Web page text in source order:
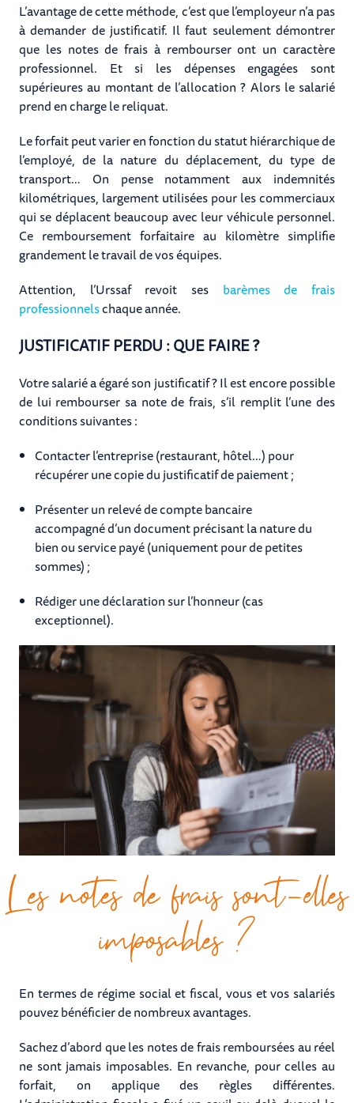
L’avantage de cette méthode, c’est que l’employeur n’a pas
à demander de justificatif. Il faut seulement démontrer
que les notes de frais à rembourser ont un caractère
professionnel. Et si les dépenses engagées sont
supérieures au montant de l’allocation ? Alors le salarié
prend en charge le reliquat.
Le forfait peut varier en fonction du statut hiérarchique de
l’employé, de la nature du déplacement, du type de
transport… On pense notamment aux indemnités
kilométriques, largement utilisées pour les commerciaux
qui se déplacent beaucoup avec leur véhicule personnel.
Ce remboursement forfaitaire au kilomètre simplifie
grandement le travail de vos équipes.
Attention, l’Urssaf revoit ses barèmes de frais
professionnelschaque année.
JUSTIFICATIF PERDU : QUE FAIRE ?
Votre salarié a égaré son justificatif ? Il est encore possible
de lui rembourser sa note de frais, s’il remplit l’une des
conditions suivantes :
Contacter l’entreprise (restaurant, hôtel…) pour
récupérer une copie du justificatif de paiement ;
Présenter un relevé de compte bancaire
accompagné d’un document précisant la nature du
bien ou service payé (uniquement pour de petites
sommes) ;
Rédiger une déclaration sur l’honneur (cas
exceptionnel).
Les notes de frais sont-elles
imposables ?
En termes de régime social et fiscal, vous et vos salariés
pouvez bénéficier de nombreux avantages.
Sachez d’abord que les notes de frais remboursées au réel
ne sont jamais imposables. En revanche, pour celles au
forfait, on applique des règles différentes.